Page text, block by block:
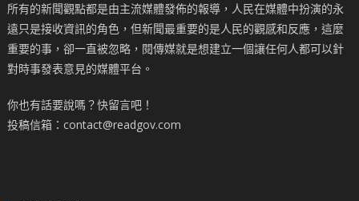
所有的新聞觀點都是由主流媒體發佈的報導，人民在媒體中扮演的永
遠只是接收資訊的角色，但新聞最重要的是人民的觀感和反應，這麼
重要的事，卻一直被忽略，閱傳媒就是想建立一個讓任何人都可以針
對時事發表意見的媒體平台。
你也有話要說嗎？快留言吧！
投稿信箱：contact@readgov.com